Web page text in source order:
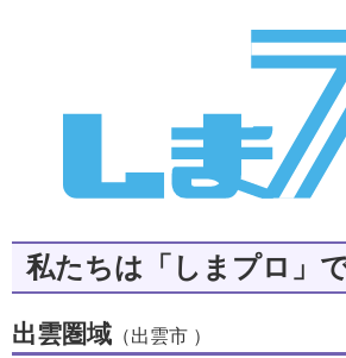
私たちは「しまプロ」で
出雲圏域 （出雲市 ）